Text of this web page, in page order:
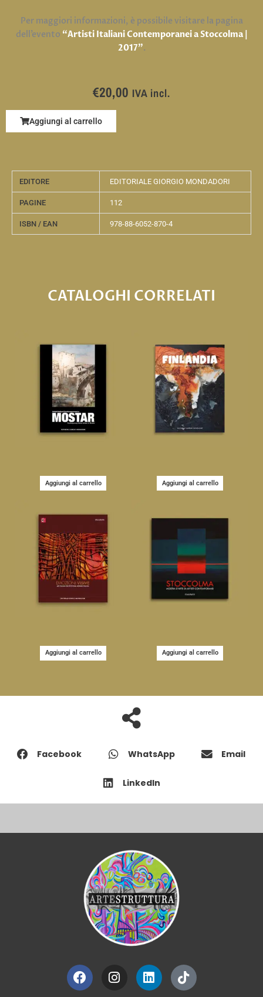
Per maggiori informazioni, è possibile visitare la pagina
dell’evento “Artisti Italiani Contemporanei a Stoccolma |
2017”.
€20,00 IVA incl.
Aggiungi al carrello
EDITORE EDITORIALE GIORGIO MONDADORI
PAGINE 112
ISBN / EAN 978-88-6052-870-4
CATALOGHI CORRELATI
Aggiungi al carrello Aggiungi al carrello
Aggiungi al carrello Aggiungi al carrello
Facebook WhatsApp Email
LinkedIn
FacebookInstagram
LinkedinTiktok